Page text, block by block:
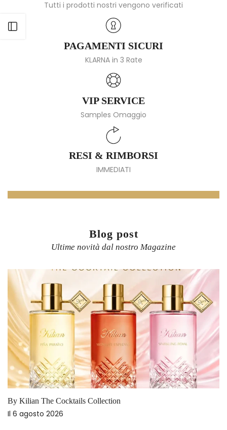
Tutti i prodotti nostri vengono verificati
PAGAMENTI SICURI
KLARNA in 3 Rate
VIP SERVICE
Samples Omaggio
RESI & RIMBORSI
IMMEDIATI
Blog post
Ultime novità dal nostro Magazine
By Kilian The Cocktails Collection
Il 6 agosto 2026